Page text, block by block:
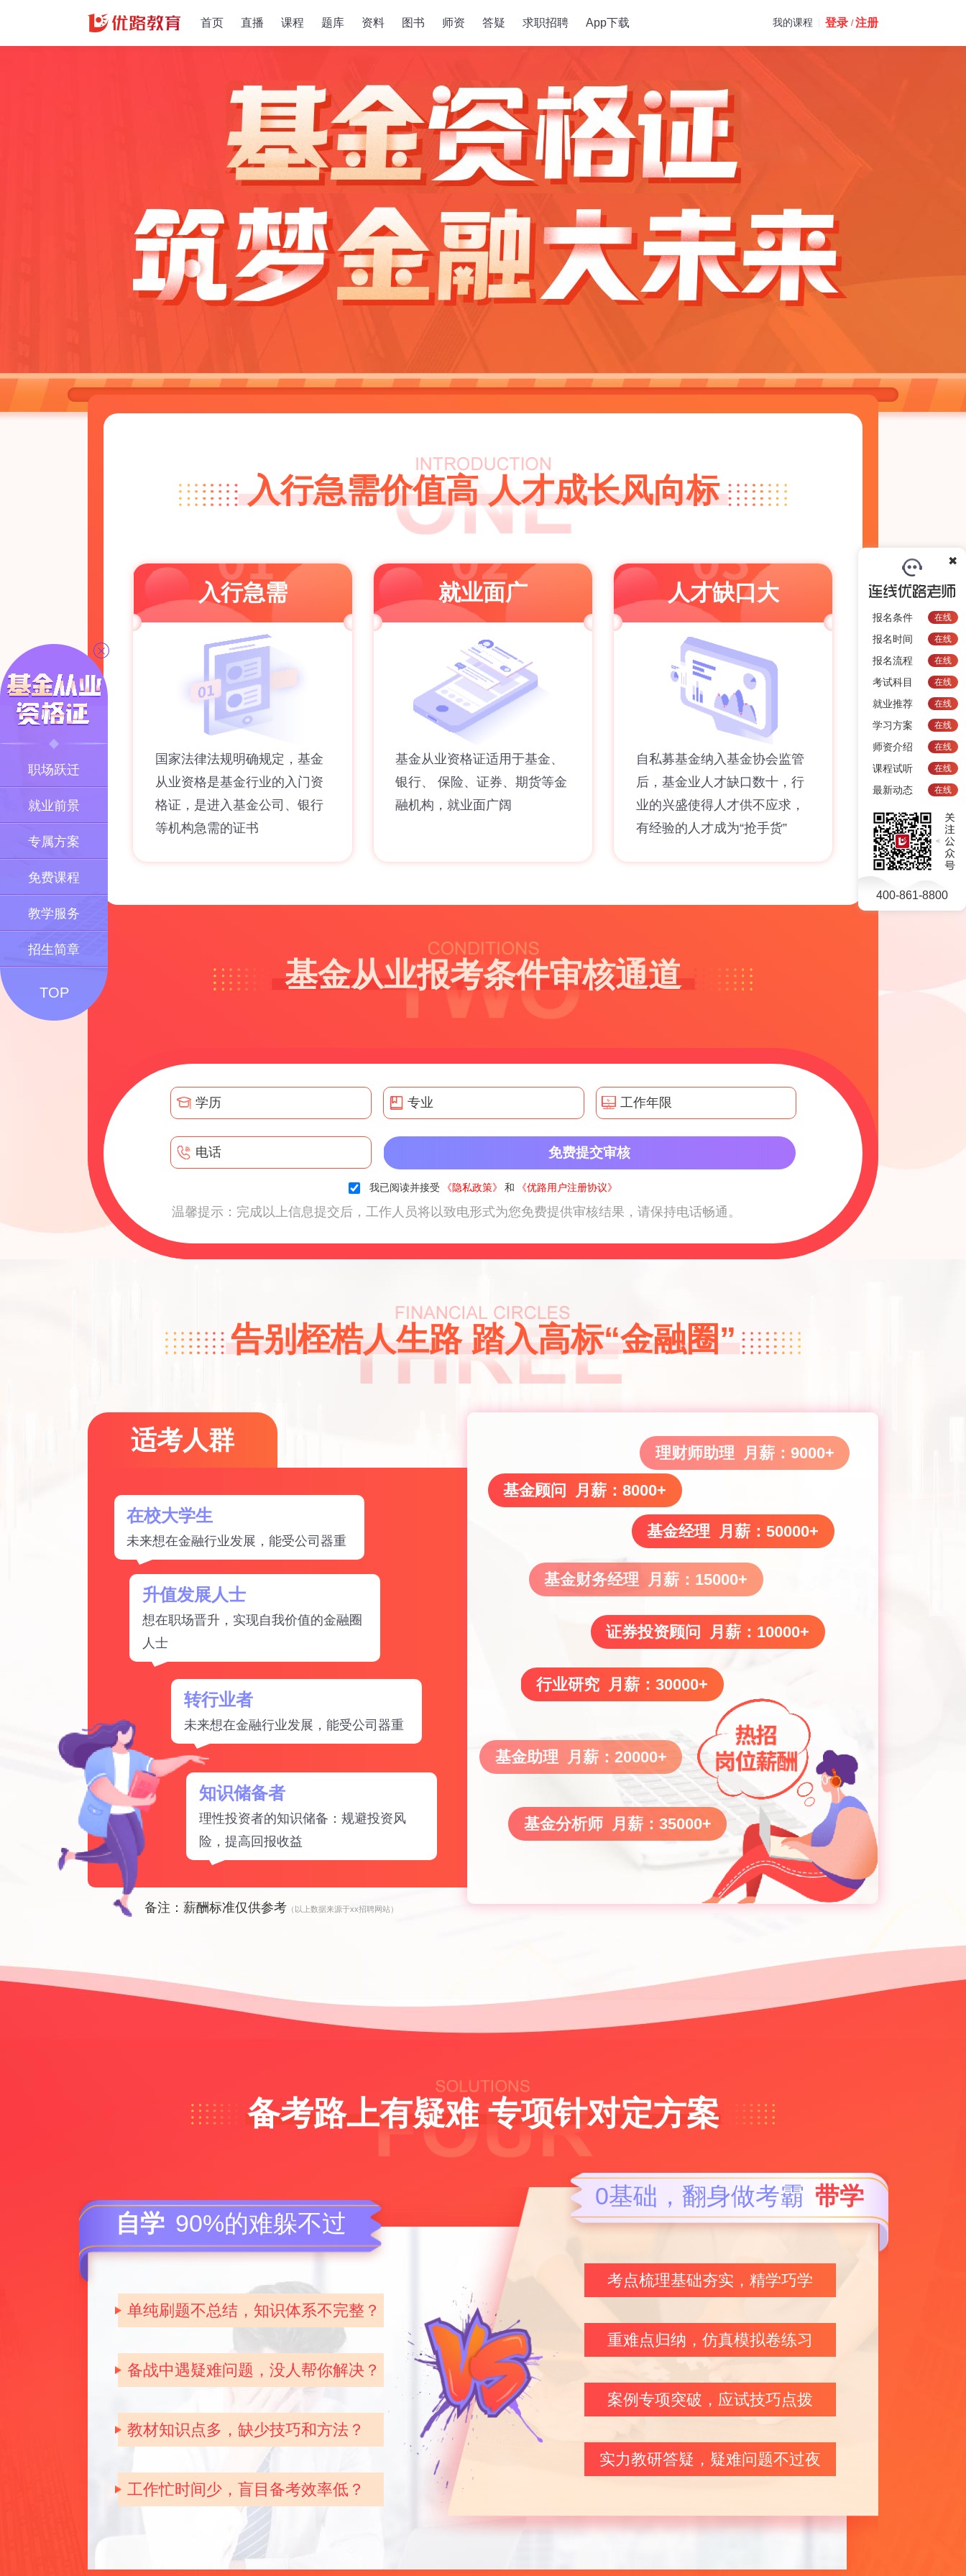
报名条件 在线
报名时间 在线
报名流程 在线
考试科目 在线
就业推荐 在线
学习方案 在线
师资介绍 在线
课程试听 在线
最新动态 在线
400-861-8800
✖
职场跃迁
就业前景
专属方案
免费课程
教学服务
招生简章
TOP
首页 直播 课程 题库 资料 图书 师资 答疑 求职招聘 App下载 我的课程 登录 / 注册
入行急需价值高 人才成长风向标
入行急需
国家法律法规明确规定，基金
从业资格是基金行业的入门资
格证，是进入基金公司、银行
等机构急需的证书
就业面广
基金从业资格证适用于基金、
银行、 保险、证券、期货等金
融机构，就业面广阔
人才缺口大
自私募基金纳入基金协会监管
后，基金业人才缺口数十，行
业的兴盛使得人才供不应求，
有经验的人才成为“抢手货”
基金从业报考条件审核通道
我已阅读并接受 《隐私政策》 和 《优路用户注册协议》
温馨提示：完成以上信息提交后，工作人员将以致电形式为您免费提供审核结果，请保持电话畅通。
告别桎梏人生路 踏入高标“金融圈”
适考人群
在校大学生
未来想在金融行业发展，能受公司器重
升值发展人士
想在职场晋升，实现自我价值的金融圈
人士
转行业者
未来想在金融行业发展，能受公司器重
知识储备者
理性投资者的知识储备：规避投资风
险，提高回报收益
备注：薪酬标准仅供参考 （以上数据来源于xx招聘网站）
理财师助理 月薪：9000+
基金顾问 月薪：8000+
基金经理 月薪：50000+
基金财务经理 月薪：15000+
证券投资顾问 月薪：10000+
行业研究 月薪：30000+
基金助理 月薪：20000+
基金分析师 月薪：35000+
备考路上有疑难 专项针对定方案
自学 90%的难躲不过
单纯刷题不总结，知识体系不完整？
备战中遇疑难问题，没人帮你解决？
教材知识点多，缺少技巧和方法？
工作忙时间少，盲目备考效率低？
0基础，翻身做考霸 带学
考点梳理基础夯实，精学巧学
重难点归纳，仿真模拟卷练习
案例专项突破，应试技巧点拨
实力教研答疑，疑难问题不过夜